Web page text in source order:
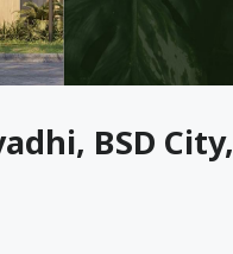
BSD City,